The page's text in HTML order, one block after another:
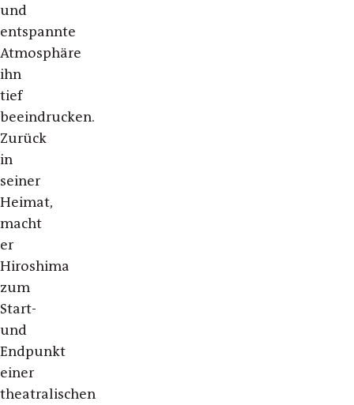
und
entspannte
Atmosphäre
ihn
tief
beeindrucken.
Zurück
in
seiner
Heimat,
macht
er
Hiroshima
zum
Start-
und
Endpunkt
einer
theatralischen